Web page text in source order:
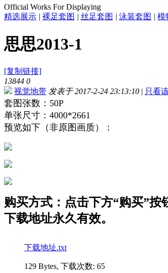
Official Works For Displaying
精选展示 | 裸足套图 | 丝足套图 | 泳装套图 | 模
思思2013-1
[复制链接]
13844 0
视觉地带 发表于 2017-2-24 23:13:10 | 只看
套图张数：50P
单张尺寸：4000*2661
预览如下（非原图画质）：
购买方式：点击下方“购买”按
下载地址永久有效。
下载地址.txt
129 Bytes, 下载次数: 65